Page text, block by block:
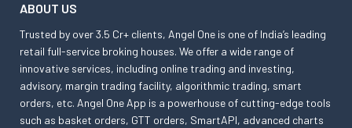
ABOUT US
Trusted by over 3.5 Cr+ clients, Angel One is one of India’s leading
retail full-service broking houses. We offer a wide range of
innovative services, including online trading and investing,
advisory, margin trading facility, algorithmic trading, smart
orders, etc. Angel One App is a powerhouse of cutting-edge tools
such as basket orders, GTT orders, SmartAPI, advanced charts